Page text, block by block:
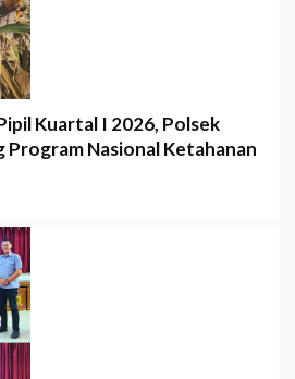
Kuartal I 2026, Polsek
Program Nasional Ketahanan